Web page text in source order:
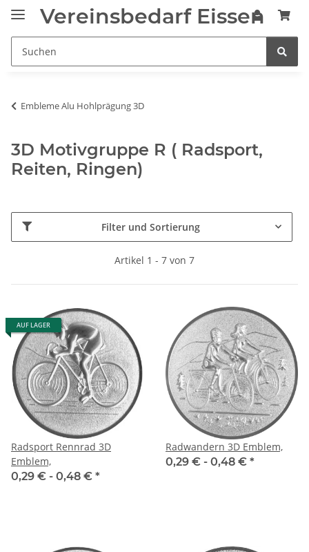
Vereinsbedarf Eissen
Embleme Alu Hohlprägung 3D
3D Motivgruppe R ( Radsport,
Reiten, Ringen)
Filter und Sortierung
Artikel 1 - 7 von 7
AUF LAGER
Radsport Rennrad 3D
Emblem,
0,29 € - 0,48 € *
Radwandern 3D Emblem,
0,29 € - 0,48 € *